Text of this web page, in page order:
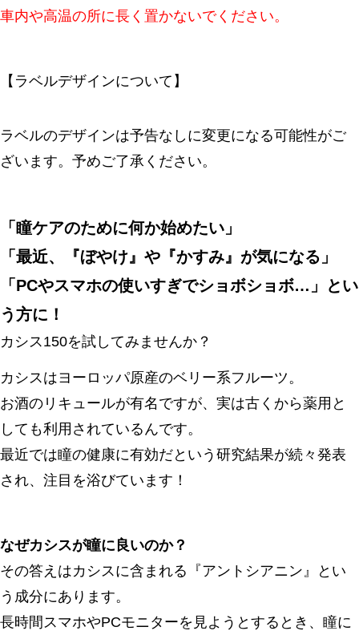
車内や高温の所に長く置かないでください。
【ラベルデザインについて】
ラベルのデザインは予告なしに変更になる可能性がご
ざいます。予めご了承ください。
「瞳ケアのために何か始めたい」
「最近、『ぼやけ』や『かすみ』が気になる」
「PCやスマホの使いすぎでショボショボ…」とい
う方に！
カシス150を試してみませんか？
カシスはヨーロッパ原産のベリー系フルーツ。
お酒のリキュールが有名ですが、実は古くから薬用と
しても利用されているんです。
最近では瞳の健康に有効だという研究結果が続々発表
され、注目を浴びています！
なぜカシスが瞳に良いのか？
その答えはカシスに含まれる『アントシアニン』とい
う成分にあります。
長時間スマホやPCモニターを見ようとするとき、瞳に